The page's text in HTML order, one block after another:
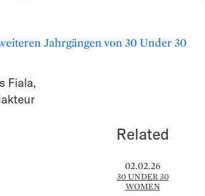
Jahrgängen von 30 Under 30
Fiala,
Related
02.02.26
30 UNDER 30
WOMEN